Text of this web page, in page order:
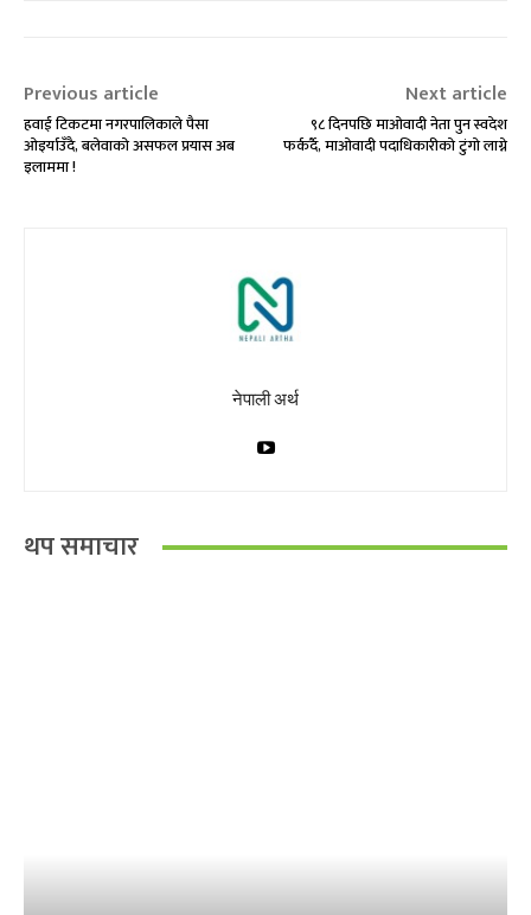
Previous article
हवाई टिकटमा नगरपालिकाले पैसा
ओइर्याउँदै, बलेवाको असफल प्रयास अब
इलाममा !
Next article
९८ दिनपछि माओवादी नेता पुन स्वदेश
फर्कर्दै, माओवादी पदाधिकारीको टुंगो लाग्ने
नेपाली अर्थ
थप समाचार